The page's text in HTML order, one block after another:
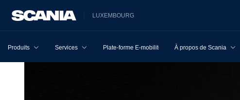
LUXEMBOURG
Produits Services Plate-forme E-mobilité À propos de Scania